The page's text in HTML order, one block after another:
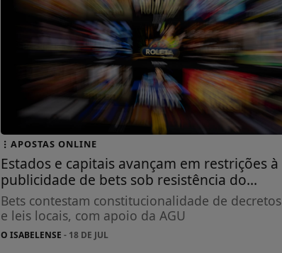
APOSTAS ONLINE
Estados e capitais avançam em restrições à
publicidade de bets sob resistência do...
Bets contestam constitucionalidade de decretos
e leis locais, com apoio da AGU
O ISABELENSE - 18 DE JUL